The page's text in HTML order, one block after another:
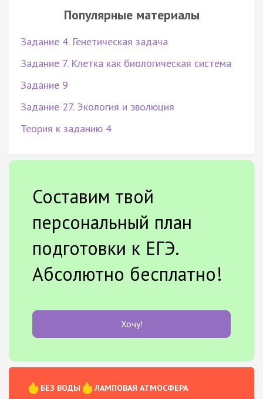
Популярные материалы
Задание 4. Генетическая задача
Задание 7. Клетка как биологическая система
Задание 9
Задание 27. Экология и эволюция
Теория к заданию 4
Составим твой
персональный план
подготовки к ЕГЭ.
Абсолютно бесплатно!
Хочу!
БЕЗ ВОДЫ
ЛАМПОВАЯ АТМОСФЕРА